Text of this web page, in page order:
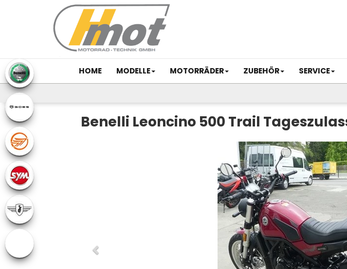
HOME MODELLE MOTORRÄDER ZUBEHÖR SERVICE
Benelli Leoncino 500 Trail